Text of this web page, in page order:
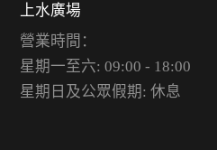
上水廣場
營業時間：
星期一至六: 09:00 - 18:00
星期日及公眾假期: 休息